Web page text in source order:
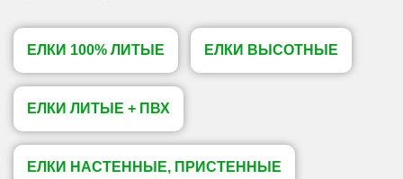
ЕЛКИ 100% ЛИТЫЕ ЕЛКИ ВЫСОТНЫЕ
ЕЛКИ ЛИТЫЕ + ПВХ
ЕЛКИ НАСТЕННЫЕ, ПРИСТЕННЫЕ